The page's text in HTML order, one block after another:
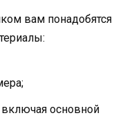
вам понадобятся
основной